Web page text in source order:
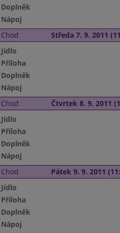
Doplněk
Nápoj
Chod Středa 7. 9. 2011
Jídlo
Příloha
Doplněk
Nápoj
Chod Čtvrtek 8. 9. 2011
Jídlo
Příloha
Doplněk
Nápoj
Chod Pátek 9. 9. 2011
Jídlo
Příloha
Doplněk
Nápoj